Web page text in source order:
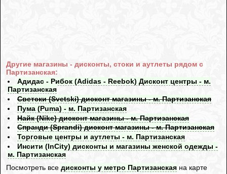
Другие магазины - дисконты, стоки и аутлеты рядом с
Партизанская:
Адидас - Рибок (Adidas - Reebok) Дисконт центры - м.
Партизанская
Светски (Svetski) дисконт магазины - м. Партизанская
Пума (Puma) - м. Партизанская
Найк (Nike) дисконт магазины - м. Партизанская
Спранди (Sprandi) дисконт магазины - м. Партизанская
Торговые центры и аутлеты - м. Партизанская
Инсити (InCity) дисконты и магазины женской одежды -
м. Партизанская
Посмотреть вседисконты у метро Партизанская на карте